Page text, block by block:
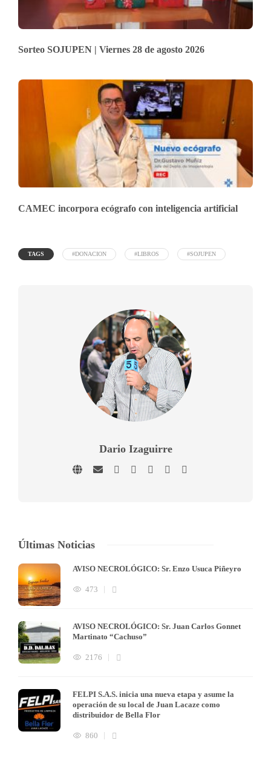
Sorteo SOJUPEN | Viernes 28 de agosto 2026
CAMEC incorpora ecógrafo con inteligencia artificial
TAGS #DONACION #LIBROS #SOJUPEN
Dario Izaguirre
Últimas Noticias
AVISO NECROLÓGICO: Sr. Enzo Usuca Piñeyro
473
AVISO NECROLÓGICO: Sr. Juan Carlos Gonnet
Martinato “Cachuso”
2176
FELPI S.A.S. inicia una nueva etapa y asume la
operación de su local de Juan Lacaze como
distribuidor de Bella Flor
860